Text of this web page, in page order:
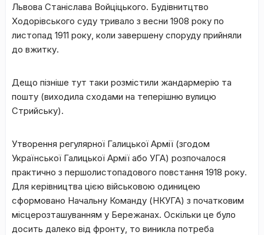
Львова Станіслава Войціцького. Будівнитцтво
Ходорівського суду тривало з весни 1908 року по
листопад 1911 року, коли завершену споруду прийняли
до вжитку.
Дещо пізніше тут таки розмістили жандармерію та
пошту (виходила сходами на теперішню вулицю
Стрийську).
Утворення регулярної Галицької Армії (згодом
Української Галицької Армії або УГА) розпочалося
практично з першолистопадового повстання 1918 року.
Для керівництва цією військовою одиницею
сформовано Начальну Команду (НКУГА) з початковим
місцерозташуванням у Бережанах. Оскільки це було
досить далеко від фронту, то виникла потреба